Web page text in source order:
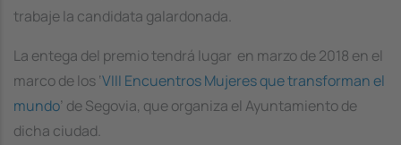
trabaje la candidata galardonada.
La entega del premio tendrá lugar en marzo de 2018 en el
marco de los ‘VIII Encuentros Mujeres que transforman el
mundo’ de Segovia, que organiza el Ayuntamiento de
dicha ciudad.